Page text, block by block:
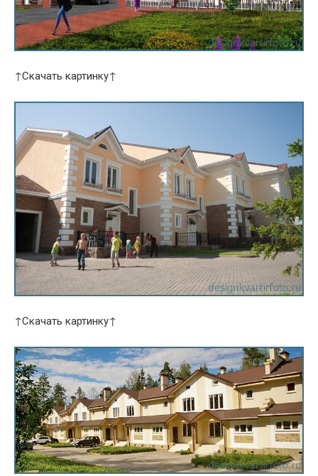
↑Скачать картинку↑
↑Скачать картинку↑